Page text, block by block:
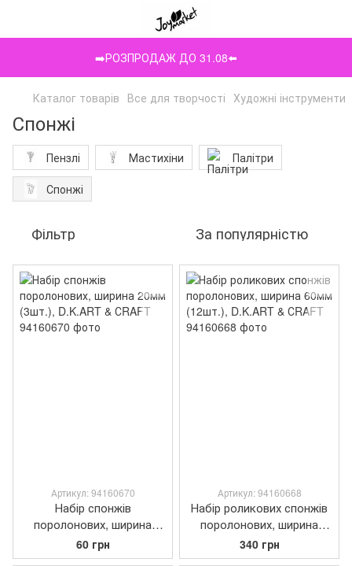
➡️РОЗПРОДАЖ ДО 31.08⬅️
Каталог товарів Все для творчості Художні інструменти
Спонжі
Пензлі Мастихіни
Палітри
Спонжі
Фільтр За популярністю
Артикул: 94160670
Набір спонжів
поролонових, ширина
20мм (3шт.), D.K.ART &
СRAFT
60 грн
Артикул: 94160668
Набір роликових спонжів
поролонових, ширина
60мм (12шт.), D.K.ART &
СRAFT
340 грн